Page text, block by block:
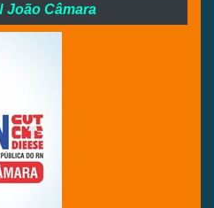
João Câmara